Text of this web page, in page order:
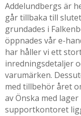
Addelundbergs är
går tillbaka till
grundades i
öppnades vår e-
har håller vi ett
inredningsdetaljer
varumärken.
med tillbehör året
av Önska med
supportkontoret